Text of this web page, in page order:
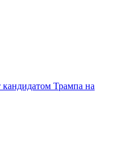
кандидатом Трампа на